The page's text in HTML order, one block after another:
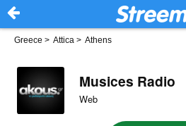
Greece > Attica > Athens
Musices Radio
Web